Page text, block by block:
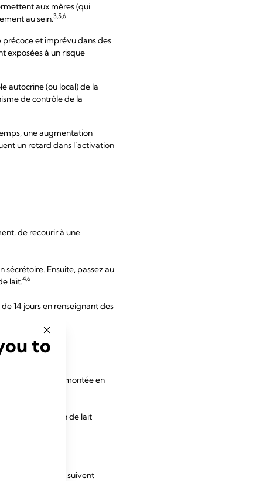
aux mères (qui
au sein.3,5,6
et imprévu dans des
exposées à un risque
autocrine (ou local) de la
de contrôle de la
une augmentation
un retard dans l’activation
de recourir à une
sécrétoire. Ensuite, passez au
lait.4,6
14 jours en renseignant des
demander un
favoriser une montée en
de la production de lait
les 14 jours qui suivent
to